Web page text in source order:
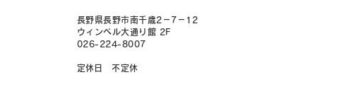
長野県長野市南千歳2－7－12
ウィンベル大通り館 2F
026-224-8007
​定休日 不定休